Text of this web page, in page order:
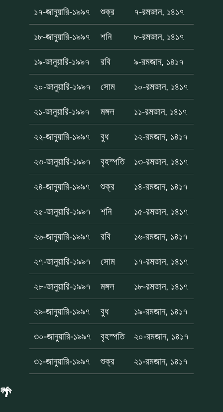
১৭-জানুয়ারি-১৯৯৭ শুক্র ৭-রমজান, ১৪১৭
১৮-জানুয়ারি-১৯৯৭ শনি ৮-রমজান, ১৪১৭
১৯-জানুয়ারি-১৯৯৭ রবি ৯-রমজান, ১৪১৭
২০-জানুয়ারি-১৯৯৭ সোম ১০-রমজান, ১৪১৭
২১-জানুয়ারি-১৯৯৭ মঙ্গল ১১-রমজান, ১৪১৭
২২-জানুয়ারি-১৯৯৭ বুধ ১২-রমজান, ১৪১৭
২৩-জানুয়ারি-১৯৯৭ বৃহস্পতি ১৩-রমজান, ১৪১৭
২৪-জানুয়ারি-১৯৯৭ শুক্র ১৪-রমজান, ১৪১৭
২৫-জানুয়ারি-১৯৯৭ শনি ১৫-রমজান, ১৪১৭
২৬-জানুয়ারি-১৯৯৭ রবি ১৬-রমজান, ১৪১৭
২৭-জানুয়ারি-১৯৯৭ সোম ১৭-রমজান, ১৪১৭
২৮-জানুয়ারি-১৯৯৭ মঙ্গল ১৮-রমজান, ১৪১৭
২৯-জানুয়ারি-১৯৯৭ বুধ ১৯-রমজান, ১৪১৭
৩০-জানুয়ারি-১৯৯৭ বৃহস্পতি ২০-রমজান, ১৪১৭
৩১-জানুয়ারি-১৯৯৭ শুক্র ২১-রমজান, ১৪১৭
🌴